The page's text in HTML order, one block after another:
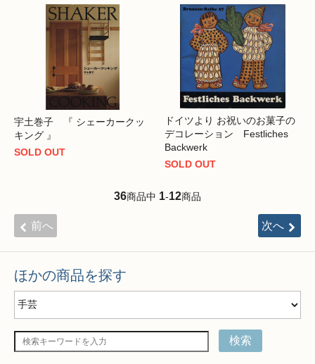
宇土巻子 『 シェーカークッ
キング 』
SOLD OUT
ドイツより お祝いのお菓子の
デコレーション Festliches
Backwerk
SOLD OUT
36商品中 1-12商品
前へ 次へ
ほかの商品を探す
検索